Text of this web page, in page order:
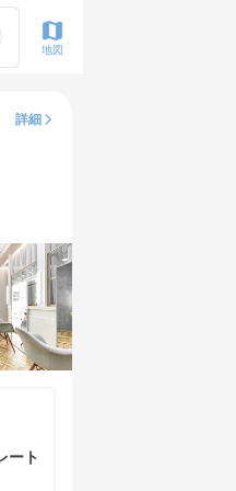
地図
詳細
ート